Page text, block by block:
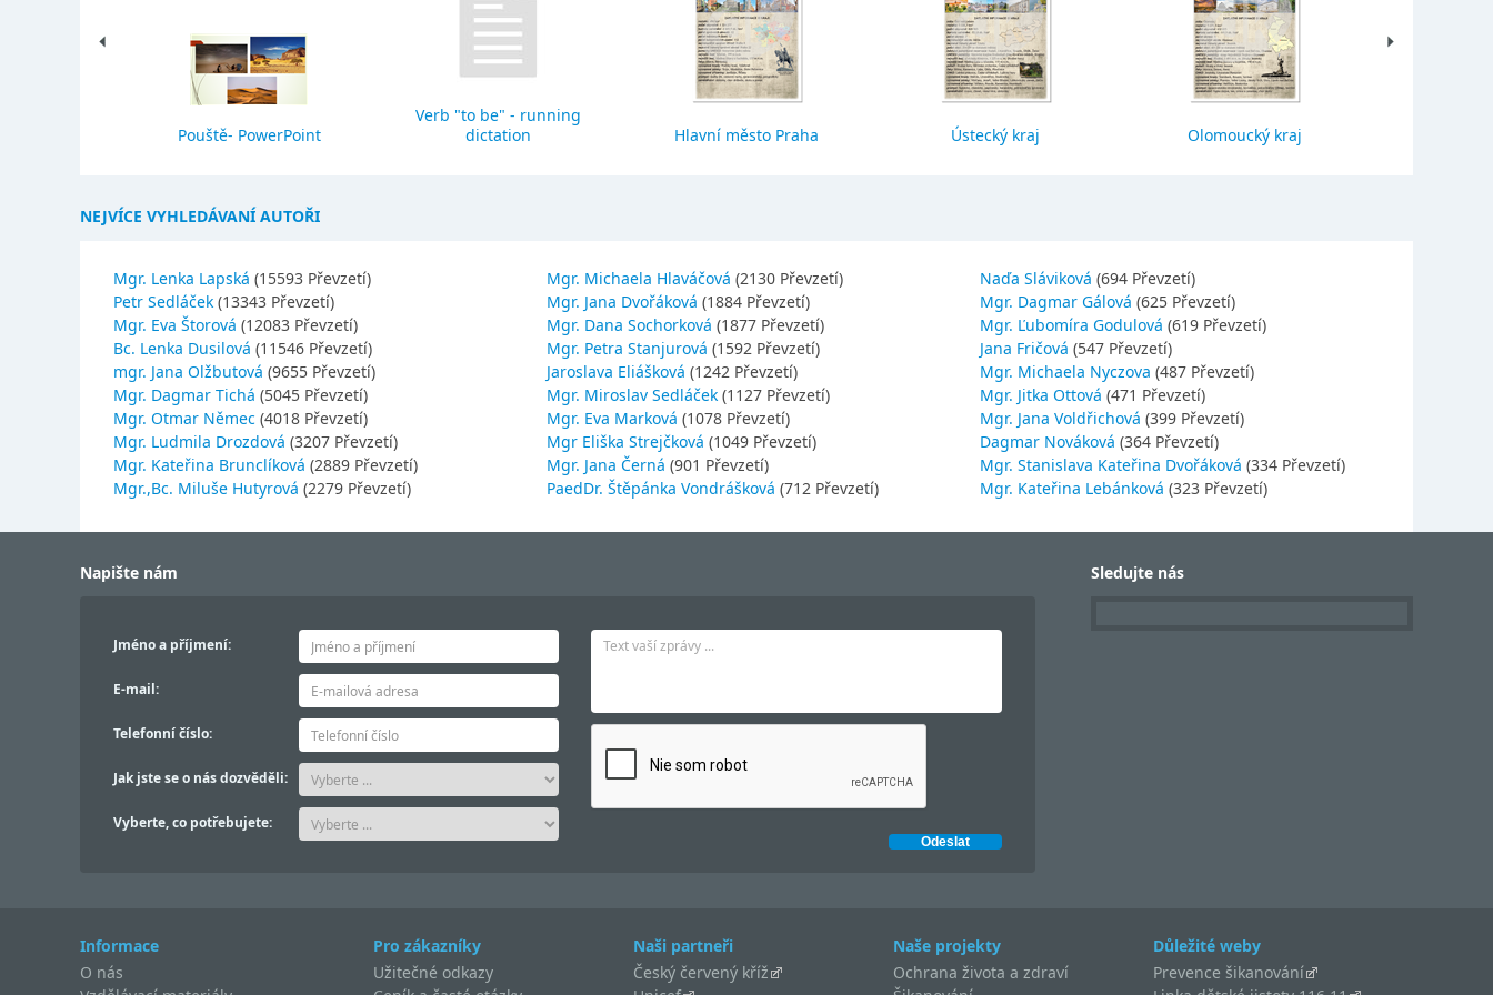
Pouště- PowerPoint
Verb "to be" - running
dictation
Hlavní město Praha Ústecký kraj Olomoucký kraj
NEJVÍCE VYHLEDÁVANÍ AUTOŘI
Mgr. Lenka Lapská (15593 Převzetí)
Petr Sedláček (13343 Převzetí)
Mgr. Eva Štorová (12083 Převzetí)
Bc. Lenka Dusilová (11546 Převzetí)
mgr. Jana Olžbutová (9655 Převzetí)
Mgr. Dagmar Tichá (5045 Převzetí)
Mgr. Otmar Němec (4018 Převzetí)
Mgr. Ludmila Drozdová (3207 Převzetí)
Mgr. Kateřina Brunclíková (2889 Převzetí)
Mgr.,Bc. Miluše Hutyrová (2279 Převzetí)
Mgr. Michaela Hlaváčová (2130 Převzetí)
Mgr. Jana Dvořáková (1884 Převzetí)
Mgr. Dana Sochorková (1877 Převzetí)
Mgr. Petra Stanjurová (1592 Převzetí)
Jaroslava Eliášková (1242 Převzetí)
Mgr. Miroslav Sedláček (1127 Převzetí)
Mgr. Eva Marková (1078 Převzetí)
Mgr Eliška Strejčková (1049 Převzetí)
Mgr. Jana Černá (901 Převzetí)
PaedDr. Štěpánka Vondrášková (712 Převzetí)
Naďa Sláviková (694 Převzetí)
Mgr. Dagmar Gálová (625 Převzetí)
Mgr. Ľubomíra Godulová (619 Převzetí)
Jana Fričová (547 Převzetí)
Mgr. Michaela Nyczova (487 Převzetí)
Mgr. Jitka Ottová (471 Převzetí)
Mgr. Jana Voldřichová (399 Převzetí)
Dagmar Nováková (364 Převzetí)
Mgr. Stanislava Kateřina Dvořáková (334 Převzetí)
Mgr. Kateřina Lebánková (323 Převzetí)
Napište nám
Jméno a příjmení:
E-mail:
Telefonní číslo:
Jak jste se o nás dozvěděli:
Vyberte, co potřebujete:
Sledujte nás
Informace
O nás
Pro zákazníky
Užitečné odkazy
Naši partneři
Český červený kříž
Naše projekty
Ochrana života a zdraví
Důležité weby
Prevence šikanování